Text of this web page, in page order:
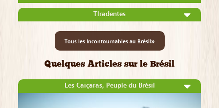
Tiradentes
Tous les Incontournables au Brésil»
Quelques Articles sur le Brésil
Les Caiçaras, Peuple du Brésil